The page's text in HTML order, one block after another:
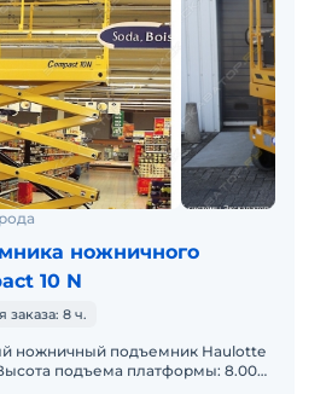
ножничного
10 N
8 ч.
ножничный подъемник Haulotte
подъема платформы: 8.00м